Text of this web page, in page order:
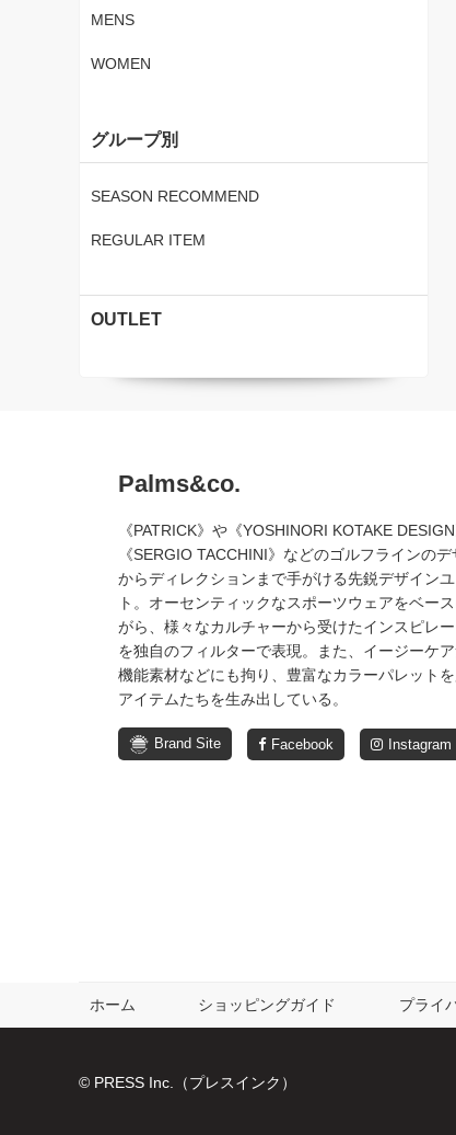
MENS
WOMEN
グループ別
SEASON RECOMMEND
REGULAR ITEM
OUTLET
Palms&co.
《PATRICK》や《YOSHINORI KOTAKE DESIGN
《SERGIO TACCHINI》などのゴルフラインのデ
からディレクションまで手がける先鋭デザイン
ト。オーセンティックなスポーツウェアをベー
がら、様々なカルチャーから受けたインスピレ
を独自のフィルターで表現。また、イージーケ
機能素材などにも拘り、豊富なカラーパレット
アイテムたちを生み出している。
Brand Site Facebook Instagram
ホーム ショッピングガイド プライ
© PRESS Inc.（プレスインク）